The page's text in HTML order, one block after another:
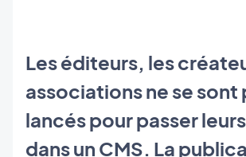
Les éditeurs, les
associations ne se sont
lancés pour passer
dans un CMS. La